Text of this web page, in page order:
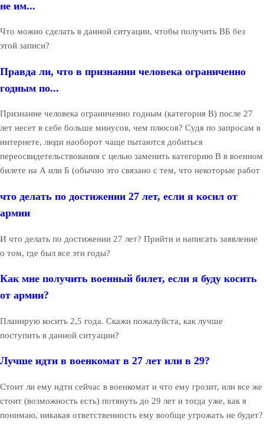
не им...
Что можно сделать в данной ситуации, чтобы получить ВБ без
этой записи?
Правда ли, что в признании человека ограниченно
годным по...
Признание человека ограниченно годным (категория В) после 27
лет несет в себе больше минусов, чем плюсов? Судя по запросам в
интернете, люди наоборот чаще пытаются добиться
переосвидетельствования с целью заменить категорию В в военном
билете на А или Б (обычно это связано с тем, что некоторые работ
что делать по достижении 27 лет, если я косил от
армии
И что делать по достижении 27 лет? Прийти и написать заявление
о том, где был все эти годы?
Как мне получить военный билет, если я буду косить
от армии?
Планирую косить 2,5 года. Скажи пожалуйста, как лучше
поступить в данной ситуации?
Лучше идти в военкомат в 27 лет или в 29?
Стоит ли ему идти сейчас в военкомат и что ему грозит, или все же
стоит (возможность есть) потянуть до 29 лет и тогда уже, как я
понимаю, никакая ответственность ему вообще угрожать не будет?